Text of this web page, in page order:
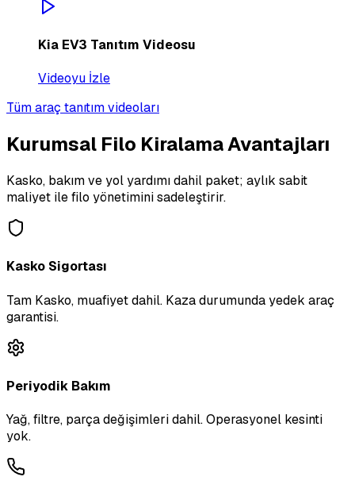
Kia EV3 Tanıtım Videosu
Videoyu İzle
Tüm araç tanıtım videoları
Kurumsal Filo Kiralama Avantajları
Kasko, bakım ve yol yardımı dahil paket; aylık sabit
maliyet ile filo yönetimini sadeleştirir.
Kasko Sigortası
Tam Kasko, muafiyet dahil. Kaza durumunda yedek araç
garantisi.
Periyodik Bakım
Yağ, filtre, parça değişimleri dahil. Operasyonel kesinti
yok.